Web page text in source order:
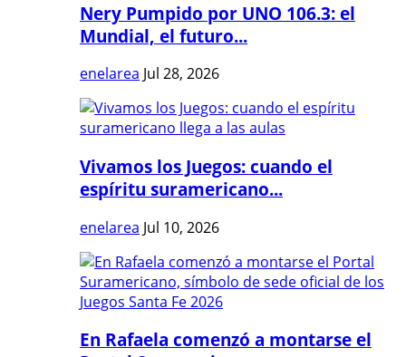
Nery Pumpido por UNO 106.3: el
Mundial, el futuro...
enelarea Jul 28, 2026
Vivamos los Juegos: cuando el
espíritu suramericano...
enelarea Jul 10, 2026
En Rafaela comenzó a montarse el